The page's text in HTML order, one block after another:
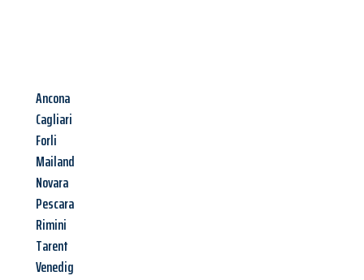
Ancona
Cagliari
Forli
Mailand
Novara
Pescara
Rimini
Tarent
Venedig